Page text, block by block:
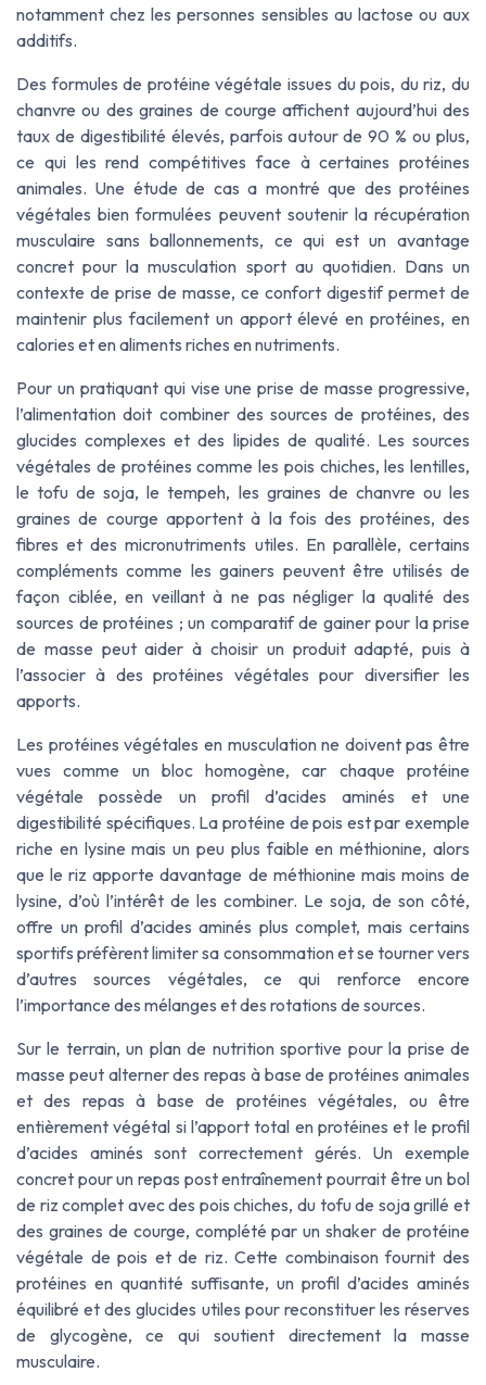
notamment chez les personnes sensibles au lactose ou aux
additifs.
Des formules de protéine végétale issues du pois, du riz, du
chanvre ou des graines de courge affichent aujourd’hui des
taux de digestibilité élevés, parfois autour de 90 % ou plus,
ce qui les rend compétitives face à certaines protéines
animales. Une étude de cas a montré que des protéines
végétales bien formulées peuvent soutenir la récupération
musculaire sans ballonnements, ce qui est un avantage
concret pour la musculation sport au quotidien. Dans un
contexte de prise de masse, ce confort digestif permet de
maintenir plus facilement un apport élevé en protéines, en
calories et en aliments riches en nutriments.
Pour un pratiquant qui vise une prise de masse progressive,
l’alimentation doit combiner des sources de protéines, des
glucides complexes et des lipides de qualité. Les sources
végétales de protéines comme les pois chiches, les lentilles,
le tofu de soja, le tempeh, les graines de chanvre ou les
graines de courge apportent à la fois des protéines, des
fibres et des micronutriments utiles. En parallèle, certains
compléments comme les gainers peuvent être utilisés de
façon ciblée, en veillant à ne pas négliger la qualité des
sources de protéines ; un comparatif de gainer pour la prise
de masse peut aider à choisir un produit adapté, puis à
l’associer à des protéines végétales pour diversifier les
apports.
Les protéines végétales en musculation ne doivent pas être
vues comme un bloc homogène, car chaque protéine
végétale possède un profil d’acides aminés et une
digestibilité spécifiques. La protéine de pois est par exemple
riche en lysine mais un peu plus faible en méthionine, alors
que le riz apporte davantage de méthionine mais moins de
lysine, d’où l’intérêt de les combiner. Le soja, de son côté,
offre un profil d’acides aminés plus complet, mais certains
sportifs préfèrent limiter sa consommation et se tourner vers
d’autres sources végétales, ce qui renforce encore
l’importance des mélanges et des rotations de sources.
Sur le terrain, un plan de nutrition sportive pour la prise de
masse peut alterner des repas à base de protéines animales
et des repas à base de protéines végétales, ou être
entièrement végétal si l’apport total en protéines et le profil
d’acides aminés sont correctement gérés. Un exemple
concret pour un repas post entraînement pourrait être un bol
de riz complet avec des pois chiches, du tofu de soja grillé et
des graines de courge, complété par un shaker de protéine
végétale de pois et de riz. Cette combinaison fournit des
protéines en quantité suffisante, un profil d’acides aminés
équilibré et des glucides utiles pour reconstituer les réserves
de glycogène, ce qui soutient directement la masse
musculaire.